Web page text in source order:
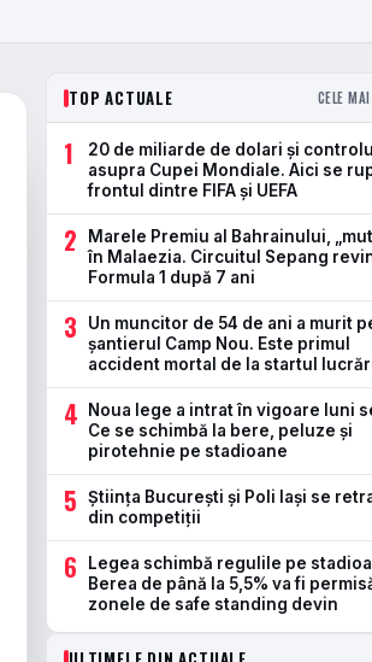
TOP ACTUALE CELE
1
20 de miliarde de dolari și controlul
asupra Cupei Mondiale. Aici se
frontul dintre FIFA și UEFA
2
Marele Premiu al Bahrainului,
în Malaezia. Circuitul Sepang
Formula 1 după 7 ani
3
Un muncitor de 54 de ani a murit
șantierul Camp Nou. Este primul
accident mortal de la startul
4
Noua lege a intrat în vigoare luni
Ce se schimbă la bere, peluze și
pirotehnie pe stadioane
5
Știința București și Poli Iași se
din competiții
6
Legea schimbă regulile pe
Berea de până la 5,5% va fi
zonele de safe standing devin